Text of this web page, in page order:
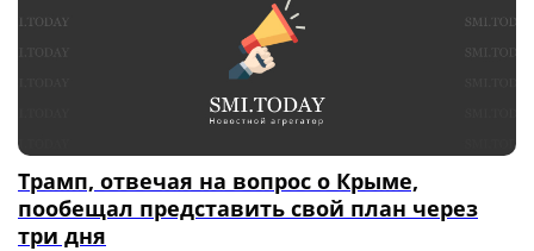
Трамп, отвечая на вопрос о Крыме,
пообещал представить свой план через
три дня